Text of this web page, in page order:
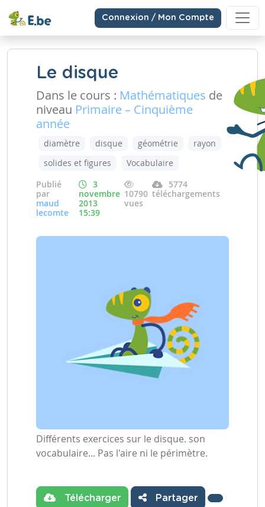
Connexion / Mon Compte
Le disque
Dans le cours : Mathématiques de
niveau Primaire – Cinquième
année
diamètre disque géométrie
rayon
solides et figures
Vocabulaire
Publié
par
maud
lecomte
3
novembre
2013
15:39
10790
vues
5774
téléchargements
Différents exercices sur le disque. son
vocabulaire... Pas l'aire ni le périmètre.
Télécharger Partager